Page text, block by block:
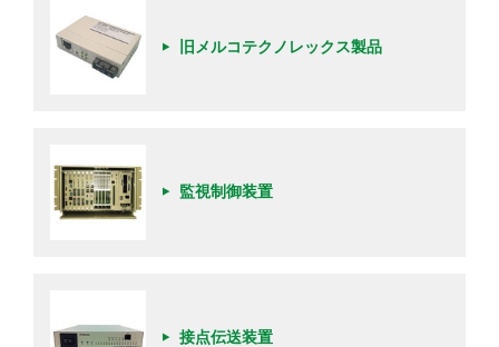
旧メルコテクノレックス製品
監視制御装置
接点伝送装置